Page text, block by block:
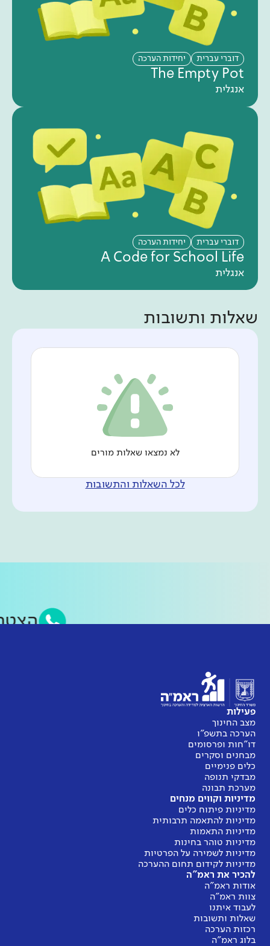
דוברי עברית יחידות הערכה
The Empty Pot
אנגלית
דוברי עברית יחידות הערכה
A Code for School Life
אנגלית
שאלות ותשובות
לא נמצאו שאלות מורים
לכל השאלות והתשובות
פעילות
מצב החינוך
הערכה בתשפ"ו
דו"חות ופרסומים
מבחנים וסקרים
כלים פנימיים
מבדקי תנופה
מערכת תבונה
מדיניות וקווים מנחים
מדיניות פיתוח כלים
מדיניות להתאמה תרבותית
מדיניות התאמות
מדיניות טוהר בחינות
מדיניות לשמירה על הפרטיות
מדיניות לקידום תחום ההערכה
להכיר את ראמ"ה
אודות ראמ"ה
צוות ראמ"ה
לעבוד איתנו
שאלות ותשובות
רכזות הערכה
בלוג ראמ"ה